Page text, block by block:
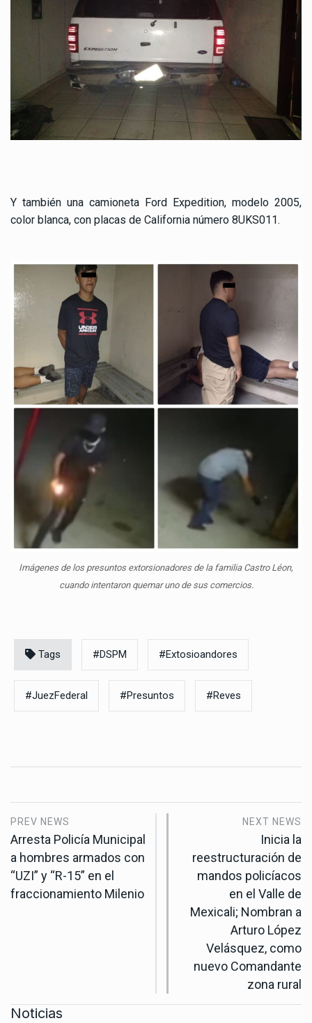
Y también una camioneta Ford Expedition, modelo 2005,
color blanca, con placas de California número 8UKS011.
Imágenes de los presuntos extorsionadores de la familia Castro Léon,
cuando intentaron quemar uno de sus comercios.
Tags #DSPM #Extosioandores
#JuezFederal #Presuntos #Reves
PREV NEWS
Arresta Policía Municipal
a hombres armados con
“UZI” y “R-15” en el
fraccionamiento Milenio
NEXT NEWS
Inicia la
reestructuración de
mandos policíacos
en el Valle de
Mexicali; Nombran a
Arturo López
Velásquez, como
nuevo Comandante
zona rural
Noticias